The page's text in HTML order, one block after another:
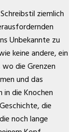
ziemlich
Unbekannte zu
keine andere, ein
die Grenzen
und das
die Knochen
die
noch lange